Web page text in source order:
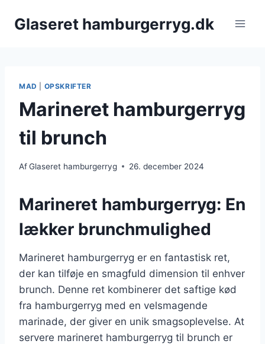
Glaseret hamburgerryg.dk
MAD OPSKRIFTER
Marineret hamburgerryg
til brunch
AfGlaseret hamburgerryg 26. december 2024
Marineret hamburgerryg: En
lækker brunchmulighed
Marineret hamburgerryg er en fantastisk ret,
der kan tilføje en smagfuld dimension til enhver
brunch. Denne ret kombinerer det saftige kød
fra hamburgerryg med en velsmagende
marinade, der giver en unik smagsoplevelse. At
servere marineret hamburgerryg til brunch er